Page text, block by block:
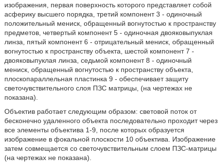
изображения, первая поверхность которого представляет собой
асферику высшего порядка, третий компонент 3 - одиночный
положительный мениск, обращенный вогнутостью к пространству
предметов, четвертый компонент 5 - одиночная двояковыпуклая
линза, пятый компонент 6 - отрицательный мениск, обращенный
вогнутостью к пространству объекта, шестой компонент 7 -
двояковыпуклая линза, седьмой компонент 8 - одиночный
мениск, обращенный вогнутостью к пространству объекта,
плоскопараллельная пластинка 9 - обеспечивает защиту
светочувствительного слоя ПЗС матрицы, (на чертежах не
показана).
Объектив работает следующим образом: световой поток от
бесконечно удаленного объекта последовательно проходит через
все элементы объектива 1-9, после которых образуется
изображение в фокальной плоскости 10 объектива. Изображение
затем совмещается со светочувствительным слоем ПЗС-матрицы
(на чертежах не показана).